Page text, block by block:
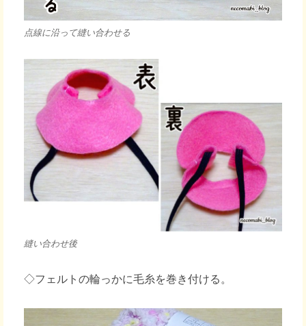
点線に沿って縫い合わせる
縫い合わせ後
◇フェルトの輪っかに毛糸を巻き付ける。